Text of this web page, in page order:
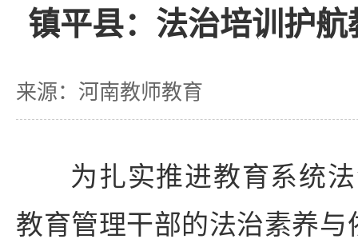
镇平县：法治培训护
来源：河南教师教育
为扎实推进教育系统
教育管理干部的法治素养